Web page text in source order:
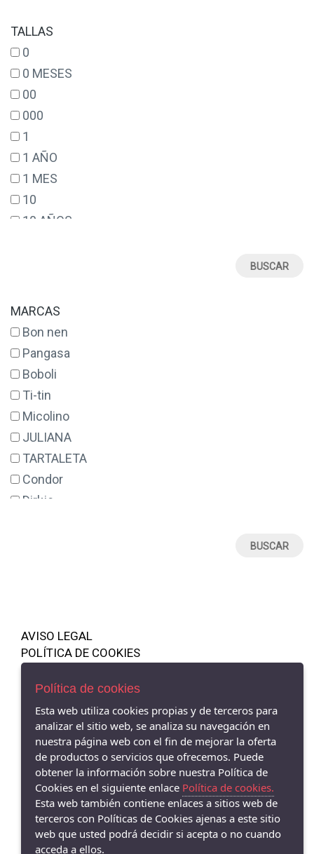
TALLAS
0
0 MESES
00
000
1
1 AÑO
1 MES
10
10 AÑOS
14
14 AÑOS
16
17
18
18 MESES
2
2 AÑOS
20
21
3 AÑOS
3 MESES
30
33
36 MESES
4 AÑOS
48 MESES
5 AÑOS
52
MARCAS
Bon nen
Pangasa
Boboli
Ti-tin
Micolino
JULIANA
TARTALETA
Condor
Dirkje
Waterlemon
Munich
WALKING MUM
Marta y Paula
Harper & Never
Olmitos
Chicco
Babidu
Kikka Boo España
AVISO LEGAL
POLÍTICA DE COOKIES
ENVÍOS Y DEVOLUCIONES
PAGO SEGURO
Shop 485583 - , - 26540 (La Rioja)
690 819 745
Política de cookies
Esta web utiliza cookies propias y de terceros para
analizar el sitio web, se analiza su navegación en
nuestra página web con el fin de mejorar la oferta
de productos o servicios que ofrecemos. Puede
obtener la información sobre nuestra Política de
Cookies en el siguiente enlace Política de cookies.
Esta web también contiene enlaces a sitios web de
terceros con Políticas de Cookies ajenas a este sitio
web que usted podrá decidir si acepta o no cuando
acceda a ellos.